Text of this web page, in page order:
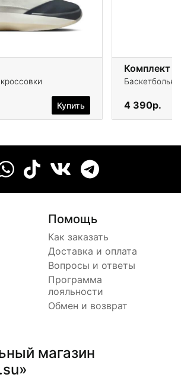
Купить
Комплект
4 390р.
Помощь
Как заказать
Доставка и оплата
Вопросы и ответы
Программа
лояльности
Обмен и возврат
магазин